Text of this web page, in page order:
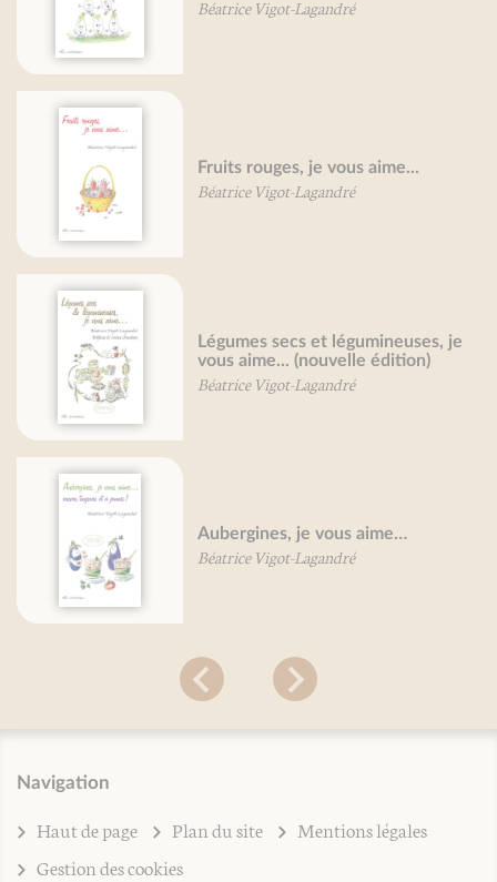
Béatrice Vigot-Lagandré
Fruits rouges, je vous aime...
Béatrice Vigot-Lagandré
Légumes secs et légumineuses, je
vous aime... (nouvelle édition)
Béatrice Vigot-Lagandré
Aubergines, je vous aime…
Béatrice Vigot-Lagandré
Navigation
Haut de page Plan du site
Mentions légales
Gestion des cookies